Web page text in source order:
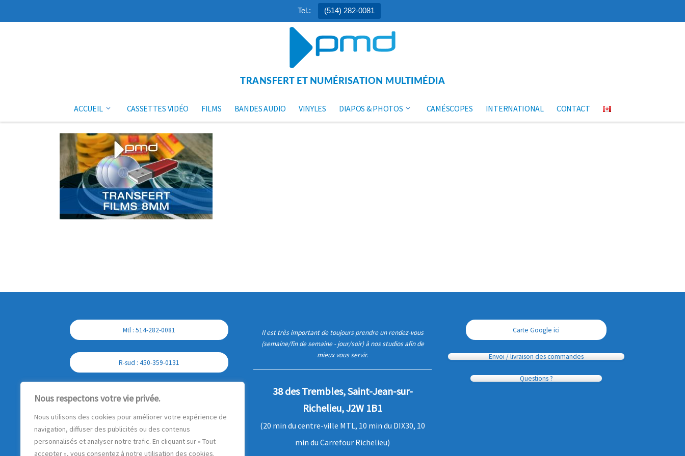
Tel.: (514) 282-0081
Nous respectons votre vie privée.
Nous utilisons des cookies pour améliorer votre expérience de
navigation, diffuser des publicités ou des contenus
personnalisés et analyser notre trafic. En cliquant sur « Tout
accepter », vous consentez à notre utilisation des cookies.
TRANSFERT ET NUMÉRISATION MULTIMÉDIA
ACCUEIL CASSETTES VIDÉO FILMS BANDES AUDIO VINYLES DIAPOS & PHOTOS CAMÉSCOPES INTERNATIONAL CONTACT
Mtl : 514-282-0081
R-sud : 450-359-0131
Cell : 450-357-7897
Il est très important de toujours prendre un rendez-vous
(semaine/fin de semaine - jour/soir) à nos studios afin de
mieux vous servir.
38 des Trembles, Saint-Jean-sur-
Richelieu, J2W 1B1
(20 min du centre-ville MTL, 10 min du DIX30, 10
min du Carrefour Richelieu)
Carte Google ici
Envoi / livraison des commandes
Questions ?